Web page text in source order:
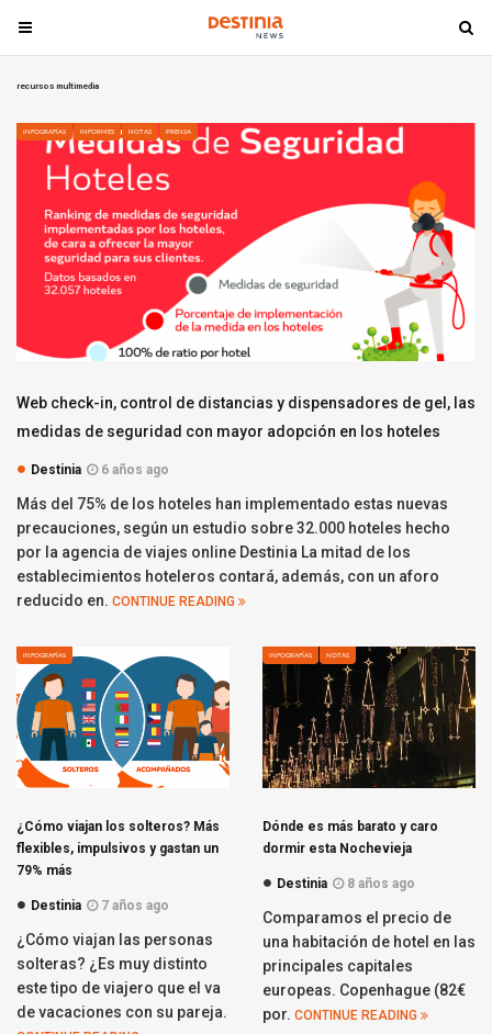
T
o
t
o
T
o
g
a
recursos multimedia
INFOGRAFÍAS INFORMES NOTAS PRENSA
Web check-in, control de distancias y dispensadores de gel, las
medidas de seguridad con mayor adopción en los hoteles
Destinia 6 años ago
Más del 75% de los hoteles han implementado estas nuevas
precauciones, según un estudio sobre 32.000 hoteles hecho
por la agencia de viajes online Destinia La mitad de los
establecimientos hoteleros contará, además, con un aforo
reducido en. CONTINUE READING
INFOGRAFÍAS
¿Cómo viajan los solteros? Más
flexibles, impulsivos y gastan un
79% más
Destinia 7 años ago
¿Cómo viajan las personas
solteras? ¿Es muy distinto
este tipo de viajero que el va
de vacaciones con su pareja.
INFOGRAFÍAS NOTAS
Dónde es más barato y caro
dormir esta Nochevieja
Destinia 8 años ago
Comparamos el precio de
una habitación de hotel en las
principales capitales
europeas. Copenhague (82€
por. CONTINUE READING